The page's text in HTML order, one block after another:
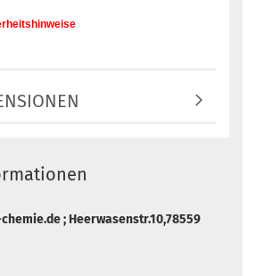
; Heerwasenstr.10,78559